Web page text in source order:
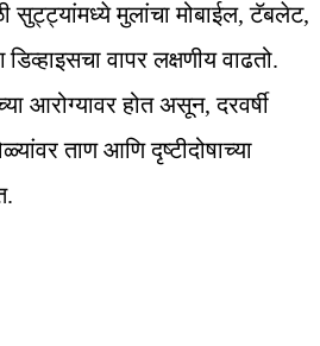
सुट्ट्यांमध्ये मुलांचा मोबाईल, टॅबलेट,
वापर लक्षणीय वाढतो.
आरोग्यावर होत असून, दरवर्षी
ताण आणि दृष्टीदोषाच्या